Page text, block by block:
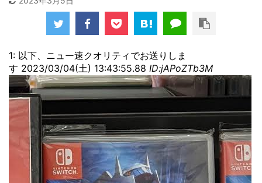
1: 以下、ニュー速クオリティでお送りしま
す 2023/03/04(土) 13:43:55.88 ID:jAPoZTb3M